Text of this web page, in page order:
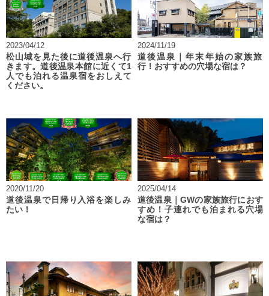
2023/04/12
松山城を見た後に道後温泉へ行
きます。道後温泉本館に近くて1
人でも泊れる温泉宿をおしえて
ください。
2024/11/19
道後温泉｜年末年始の家族旅
行！おすすめの穴場な宿は？
2020/11/20
道後温泉で日帰り入浴を楽しみ
たい！
2025/04/14
道後温泉｜GWの家族旅行におす
すめ！子連れでも泊まれる穴場
な宿は？